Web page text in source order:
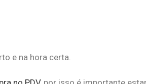
e na hora certa.